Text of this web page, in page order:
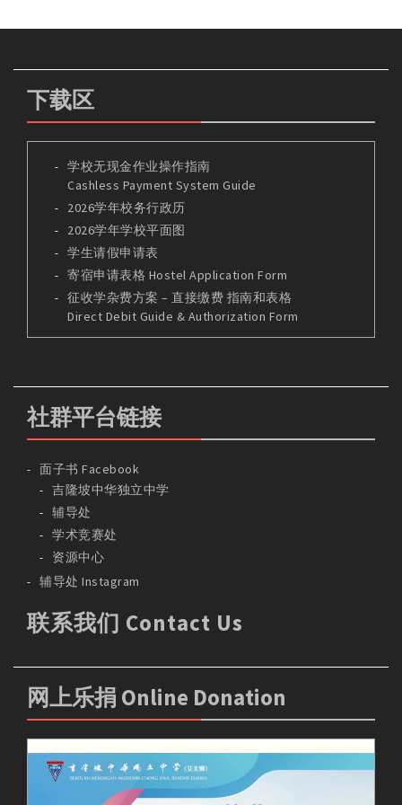
下载区
学校无现金作业操作指南
Cashless Payment System Guide
2026学年校务行政历
2026学年学校平面图
学生请假申请表
寄宿申请表格 Hostel Application Form
征收学杂费方案 – 直接缴费 指南和表格
Direct Debit Guide & Authorization Form
社群平台链接
面子书 Facebook
吉隆坡中华独立中学
辅导处
学术竞赛处
资源中心
辅导处 Instagram
联系我们 Contact Us
网上乐捐 Online Donation